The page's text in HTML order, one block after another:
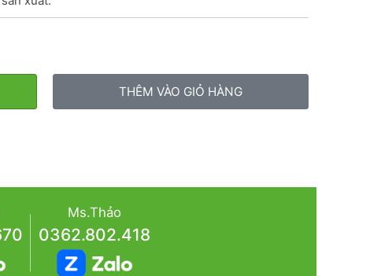
THÊM VÀO GIỎ HÀNG
Ms.Thảo
0362.802.418